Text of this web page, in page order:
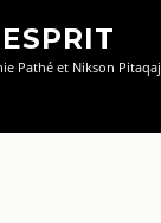
Pathé et Nikson Pitaqaj